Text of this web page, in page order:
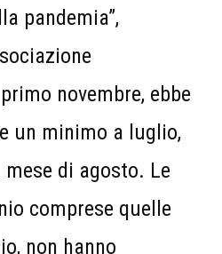
pandemia”,
novembre, ebbe
un minimo a luglio,
di agosto. Le
comprese quelle
non hanno